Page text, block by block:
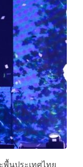
พื้นประเทศไทย